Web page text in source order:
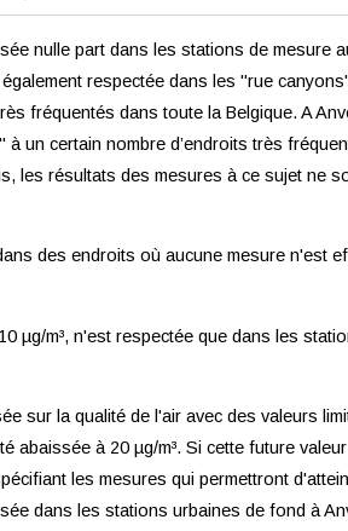
nulle part dans les stations de mesure
respectée dans les "rue
fréquentés dans toute la Belgique. A
un certain nombre d’endroits très
les résultats des mesures à ce sujet ne
des endroits où aucune mesure n'est
µg/m³, n'est respectée que dans les
sur la qualité de l'air avec des valeurs
abaissée à 20 µg/m³. Si cette future
les mesures qui permettront
dans les stations urbaines de fond à